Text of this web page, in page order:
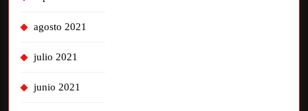
agosto 2021
julio 2021
junio 2021